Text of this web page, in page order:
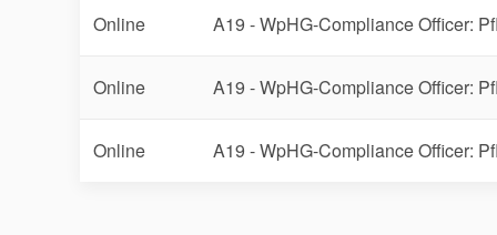
Online A19 - WpHG-Compliance Officer:
Online A19 - WpHG-Compliance Officer:
Online A19 - WpHG-Compliance Officer: